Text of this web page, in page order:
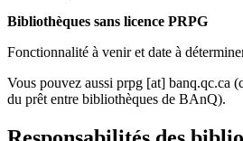
Bibliothèques sans licence PRPG
Fonctionnalité à venir et date à
Vous pouvez aussi prpg [at] banq.qc.ca
du prêt entre bibliothèques de BAnQ).